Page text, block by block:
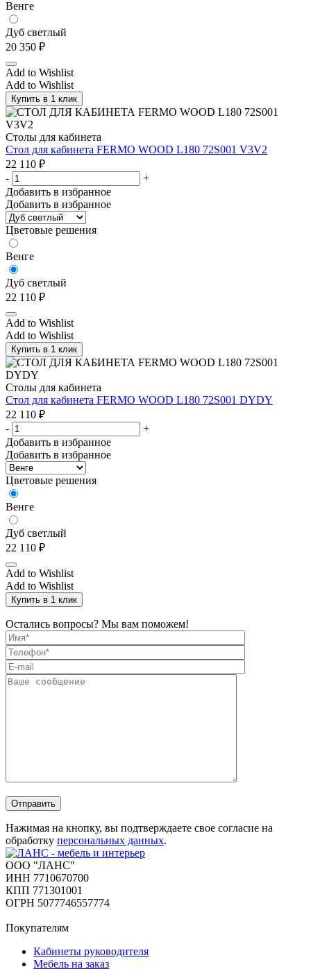
Венге
Дуб светлый
20 350 ₽
Add to Wishlist
Add to Wishlist
Купить в 1 клик
Столы для кабинета
Стол для кабинета FERMO WOOD L180 72S001 V3V2
22 110 ₽
-
+
Добавить в избранное
Добавить в избранное
Цветовые решения
Венге
Дуб светлый
22 110 ₽
Add to Wishlist
Add to Wishlist
Купить в 1 клик
Столы для кабинета
Стол для кабинета FERMO WOOD L180 72S001 DYDY
22 110 ₽
-
+
Добавить в избранное
Добавить в избранное
Цветовые решения
Венге
Дуб светлый
22 110 ₽
Add to Wishlist
Add to Wishlist
Купить в 1 клик
Остались вопросы? Мы вам поможем!
Отправить
Нажимая на кнопку, вы подтверждаете свое согласие на
обработку персональных данных.
ООО "ЛАНС"
ИНН 7710670700
КПП 771301001
ОГРН 5077746557774
Покупателям
Кабинеты руководителя
Мебель на заказ